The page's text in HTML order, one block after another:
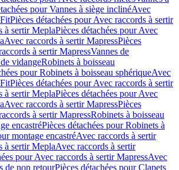
pour Vannes à siège inclinéAvec
Pièces détachées pour Avec raccords à sertir
à sertir MeplaPièces détachées pour Avec
Avec raccords à sertir MapressPièces
à sertir MapressVannes de
vidangeRobinets à boisseau
pour Robinets à boisseau sphériqueAvec
Pièces détachées pour Avec raccords à sertir
à sertir MeplaPièces détachées pour Avec
Avec raccords à sertir MapressPièces
à sertir MapressRobinets à boisseau
encastréPièces détachées pour Robinets à
montage encastréAvec raccords à sertir
à sertir MeplaAvec raccords à sertir
pour Avec raccords à sertir MapressAvec
de non retourPièces détachées pour Clapets